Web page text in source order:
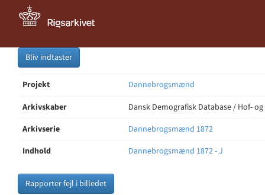
Bliv indtaster
Projekt
Dannebrogsmænd
Arkivskaber
Dansk Demografisk Database / Hof-
Arkivserie
Dannebrogsmænd 1872
Indhold
Dannebrogsmænd 1872 - J
Rapporter fejl i billedet